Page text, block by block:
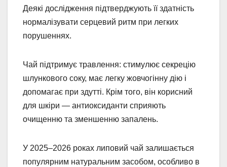
Деякі дослідження підтверджують її здатність
нормалізувати серцевий ритм при легких
порушеннях.
Чай підтримує травлення: стимулює секрецію
шлункового соку, має легку жовчогінну дію і
допомагає при здутті. Крім того, він корисний
для шкіри — антиоксиданти сприяють
очищенню та зменшенню запалень.
У 2025–2026 роках липовий чай залишається
популярним натуральним засобом, особливо в